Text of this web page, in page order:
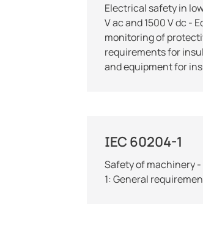
Electrical safety in
V ac and 1500 V dc -
monitoring of
requirements for
and equipment for
IEC 60204-1
Safety of machinery
1: General